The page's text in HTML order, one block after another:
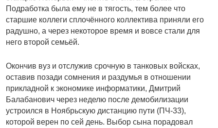
Подработка была ему не в тягость, тем более что
старшие коллеги сплочённого коллектива приняли его
радушно, а через некоторое время и вовсе стали для
него второй семьёй.
Окончив вуз и отслужив срочную в танковых войсках,
оставив позади сомнения и раздумья в отношении
прикладной к экономике информатики, Дмитрий
Балабанович через неделю после демобилизации
устроился в Ноябрьскую дистанцию пути (ПЧ-33),
которой верен по сей день. Выбор сына порадовал